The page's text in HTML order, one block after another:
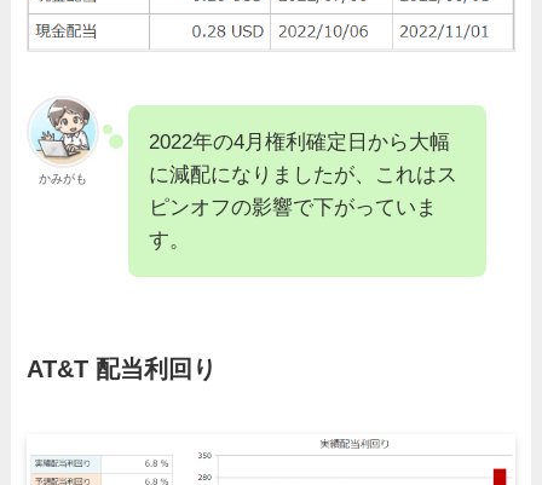
かみがも
2022年の4月権利確定日から大幅
に減配になりましたが、これはス
ピンオフの影響で下がっていま
す。
AT&T 配当利回り